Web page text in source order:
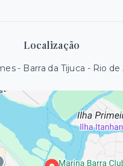
Localização
- Barra da Tijuca - Rio de